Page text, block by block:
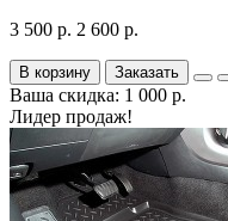
3 500 р. 2 600 р.
В корзину Заказать
Ваша скидка: 1 000 р.
Лидер продаж!